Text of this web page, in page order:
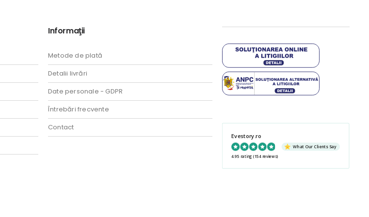
Informaţii
Metode de plată
Detalii livrări
Date personale - GDPR
Întrebări frecvente
Contact
Evestory.ro
What Our Clients Say
4.95 rating (154 reviews)